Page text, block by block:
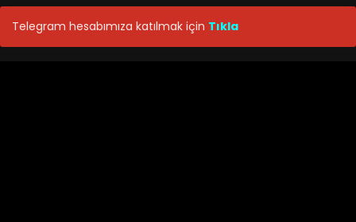
Telegram hesabımıza katılmak için Tıkla